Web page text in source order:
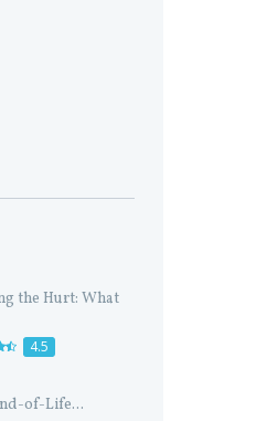
the Hurt: What
4.5
of-Life...